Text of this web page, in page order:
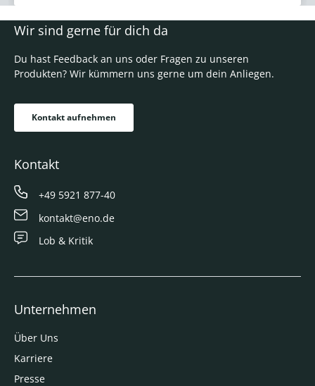
Wir sind gerne für dich da
Du hast Feedback an uns oder Fragen zu unseren
Produkten? Wir kümmern uns gerne um dein Anliegen.
Kontakt aufnehmen
Kontakt
+49 5921 877-40
kontakt@eno.de
Lob & Kritik
Unternehmen
Über Uns
Karriere
Presse